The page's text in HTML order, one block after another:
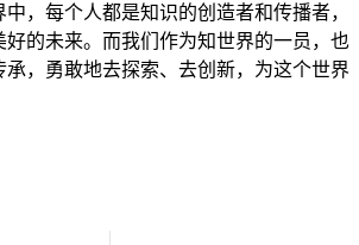
，每个人都是知识的创造者和传播者，
好的未来。而我们作为知世界的一员，也
，勇敢地去探索、去创新，为这个世界